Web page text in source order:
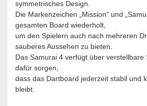
symmetrisches Design.
Die Markenzeichen „Mission“ und
gesamten Board wiederholt,
um den Spielern auch nach mehreren
sauberes Aussehen zu bieten.
Das Samurai 4 verfügt über verstellbare
dafür sorgen,
dass das Dartboard jederzeit stabil und
bleibt.